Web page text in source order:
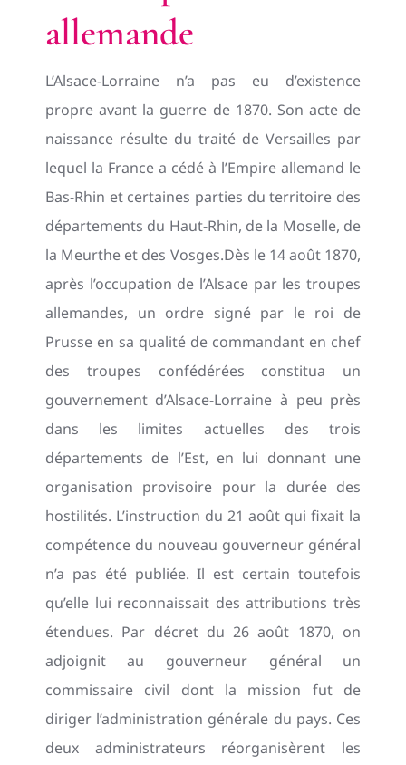
allemande
L’Alsace-Lorraine n’a pas eu d’existence
propre avant la guerre de 1870. Son acte de
naissance résulte du traité de Versailles par
lequel la France a cédé à l’Empire allemand le
Bas-Rhin et certaines parties du territoire des
départements du Haut-Rhin, de la Moselle, de
la Meurthe et des Vosges.Dès le 14 août 1870,
après l’occupation de l’Alsace par les troupes
allemandes, un ordre signé par le roi de
Prusse en sa qualité de commandant en chef
des troupes confédérées constitua un
gouvernement d’Alsace-Lorraine à peu près
dans les limites actuelles des trois
départements de l’Est, en lui donnant une
organisation provisoire pour la durée des
hostilités. L’instruction du 21 août qui fixait la
compétence du nouveau gouverneur général
n’a pas été publiée. Il est certain toutefois
qu’elle lui reconnaissait des attributions très
étendues. Par décret du 26 août 1870, on
adjoignit au gouverneur général un
commissaire civil dont la mission fut de
diriger l’administration générale du pays. Ces
deux administrateurs réorganisèrent les